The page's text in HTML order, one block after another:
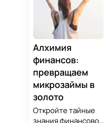
Алхимия
финансов:
превращаем
микрозаймы в
золото
Откройте тайные
знания финансовой